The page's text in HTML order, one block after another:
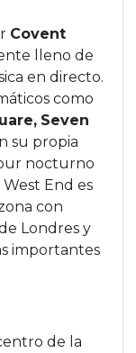
Covent
lleno de
en directo.
como
Seven
su propia
nocturno
End es
con
Londres y
importantes
de la